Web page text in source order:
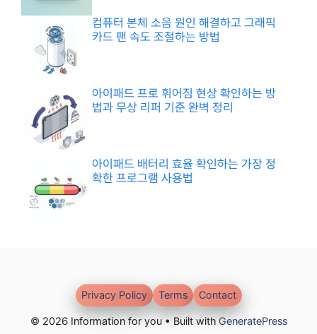
컴퓨터 본체 소음 원인 해결하고 그래픽
카드 팬 속도 조절하는 방법
아이패드 프로 휘어짐 현상 확인하는 방
법과 무상 리퍼 기준 완벽 정리
아이패드 배터리 효율 확인하는 가장 정
확한 프로그램 사용법
© 2026 Information for you • Built with GeneratePress
Privacy Policy Terms Contact